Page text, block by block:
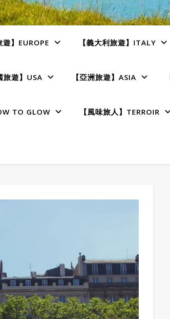
遊】EUROPE 【義大利旅遊】ITALY
旅遊】USA 【亞洲旅遊】ASIA
TO GLOW 【風味旅人】TERROIR